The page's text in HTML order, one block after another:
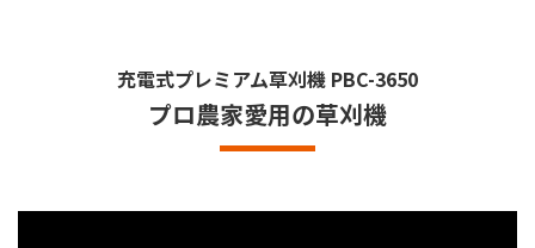
充電式プレミアム草刈機 PBC-3650
プロ農家愛用の草刈機